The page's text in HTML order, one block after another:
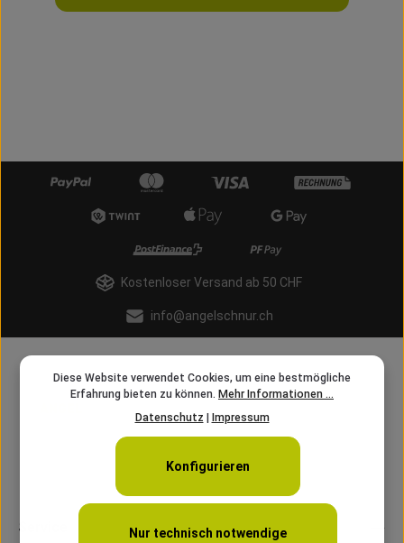
Kostenloser Versand ab 50 CHF
info@angelschnur.ch
Service
Diese Website verwendet Cookies, um eine bestmögliche
Erfahrung bieten zu können. Mehr Informationen ...
Datenschutz | Impressum
Nur technisch notwendige
Konfigurieren